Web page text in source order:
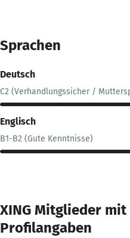
Sprachen
Deutsch
C2 (Verhandlungssicher /
Englisch
B1-B2 (Gute Kenntnisse)
XING Mitglieder
Profilangaben